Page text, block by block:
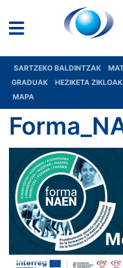
SARTZEKO BALDINTZAK
GRADUAK
HEZIKETA ZIKLOAK
MAPA